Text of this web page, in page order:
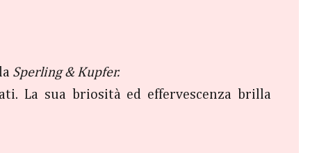
Sperling & Kupfer.
La sua briosità ed effervescenza brilla